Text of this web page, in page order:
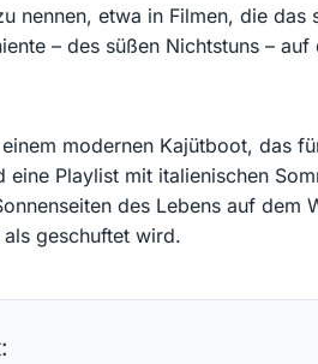
etwa in Filmen, die
– des süßen Nichtstuns – auf
modernen Kajütboot, das
Playlist mit italienischen
des Lebens auf dem
geschuftet wird.